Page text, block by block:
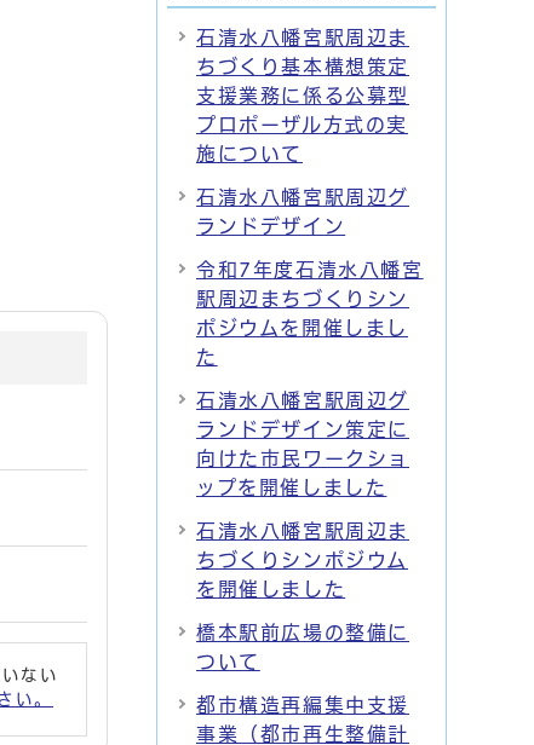
ない
い。
石清水八幡宮駅周辺ま
ちづくり基本構想策定
支援業務に係る公募型
プロポーザル方式の実
施について
石清水八幡宮駅周辺グ
ランドデザイン
令和7年度石清水八幡宮
駅周辺まちづくりシン
ポジウムを開催しまし
た
石清水八幡宮駅周辺グ
ランドデザイン策定に
向けた市民ワークショ
ップを開催しました
石清水八幡宮駅周辺ま
ちづくりシンポジウム
を開催しました
橋本駅前広場の整備に
ついて
都市構造再編集中支援
事業（都市再生整備計